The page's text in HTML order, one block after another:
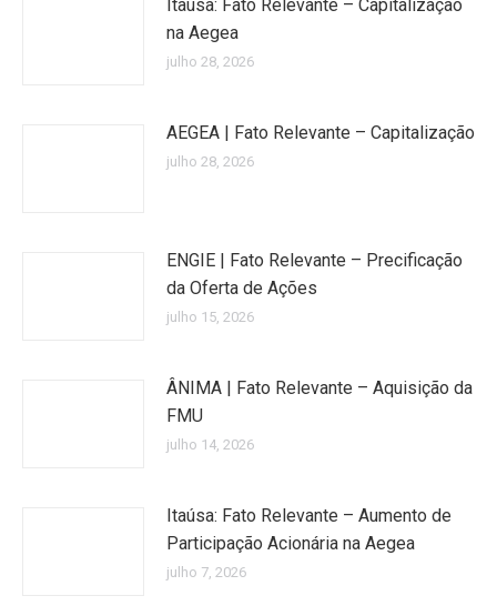
Itaúsa: Fato Relevante – Capitalização
na Aegea
julho 28, 2026
AEGEA | Fato Relevante – Capitalização
julho 28, 2026
ENGIE | Fato Relevante – Precificação
da Oferta de Ações
julho 15, 2026
ÂNIMA | Fato Relevante – Aquisição da
FMU
julho 14, 2026
Itaúsa: Fato Relevante – Aumento de
Participação Acionária na Aegea
julho 7, 2026